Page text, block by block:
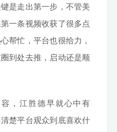
是走出第一步，不管美
一条视频收获了很多点
帮忙，平台也很给力，
到处去推，启动还是顺
，江胜德早就心中有
楚平台观众到底喜欢什